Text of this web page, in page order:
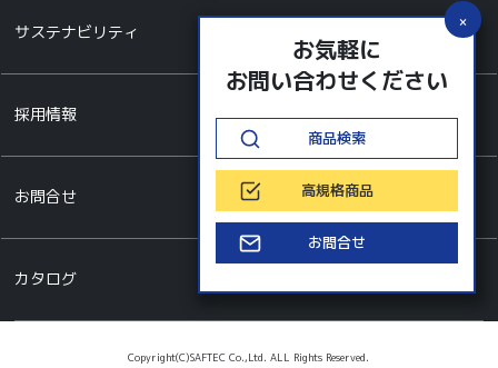
サステナビリティ
採用情報
お問合せ
カタログ
Copyright(C)SAFTEC Co.,Ltd. ALL Rights Reserved.
お気軽に
お問い合わせください
商品検索
高規格商品
お問合せ